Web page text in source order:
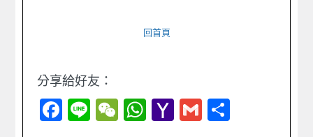
回首頁
分享給好友：
Facebook
LineWeChat
WhatsApp
Yahoo
Gmail